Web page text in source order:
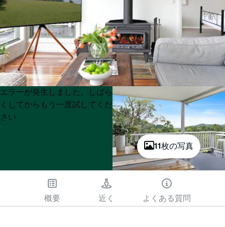
11枚の写真
Product
List
Product
List
エラーが発生しました。しばら
くしてからもう一度試してくだ
さい
概要 近く よくある質問